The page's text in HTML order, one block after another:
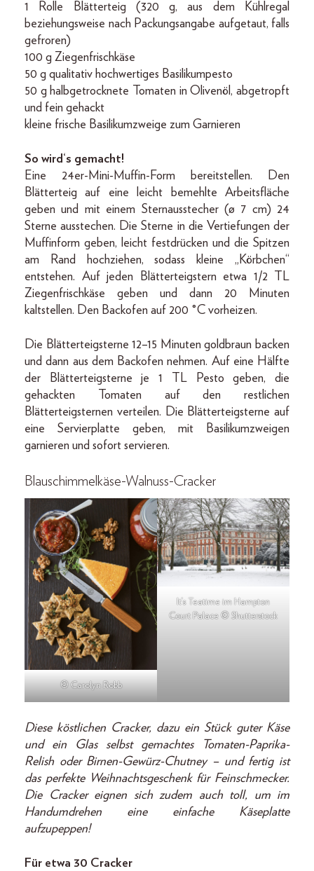
1 Rolle Blätterteig (320 g, aus dem Kühlregal
beziehungsweise nach Packungsangabe aufgetaut, falls
gefroren)
100 g Ziegenfrischkäse
50 g qualitativ hochwertiges Basilikumpesto
50 g halbgetrocknete Tomaten in Olivenöl, abgetropft
und fein gehackt
kleine frische Basilikumzweige zum Garnieren
So wird‘s gemacht!
Eine 24er-Mini-Muffin-Form bereitstellen. Den
Blätterteig auf eine leicht bemehlte Arbeitsfläche
geben und mit einem Sternausstecher (ø 7 cm) 24
Sterne ausstechen. Die Sterne in die Vertiefungen der
Muffinform geben, leicht festdrücken und die Spitzen
am Rand hochziehen, sodass kleine „Körbchen“
entstehen. Auf jeden Blätterteigstern etwa 1/2 TL
Ziegenfrischkäse geben und dann 20 Minuten
kaltstellen. Den Backofen auf 200 °C vorheizen.
Die Blätterteigsterne 12–15 Minuten goldbraun backen
und dann aus dem Backofen nehmen. Auf eine Hälfte
der Blätterteigsterne je 1 TL Pesto geben, die
gehackten Tomaten auf den restlichen
Blätterteigsternen verteilen. Die Blätterteigsterne auf
eine Servierplatte geben, mit Basilikumzweigen
garnieren und sofort servieren.
Blauschimmelkäse-Walnuss-Cracker
© Carolyn Robb
It‘s Teatime im Hampton
Court Palace © Shutterstock
Diese köstlichen Cracker, dazu ein Stück guter Käse
und ein Glas selbst gemachtes Tomaten-Paprika-
Relish oder Birnen-Gewürz-Chutney – und fertig ist
das perfekte Weihnachtsgeschenk für Feinschmecker.
Die Cracker eignen sich zudem auch toll, um im
Handumdrehen eine einfache Käseplatte
aufzupeppen!
Für etwa 30 Cracker